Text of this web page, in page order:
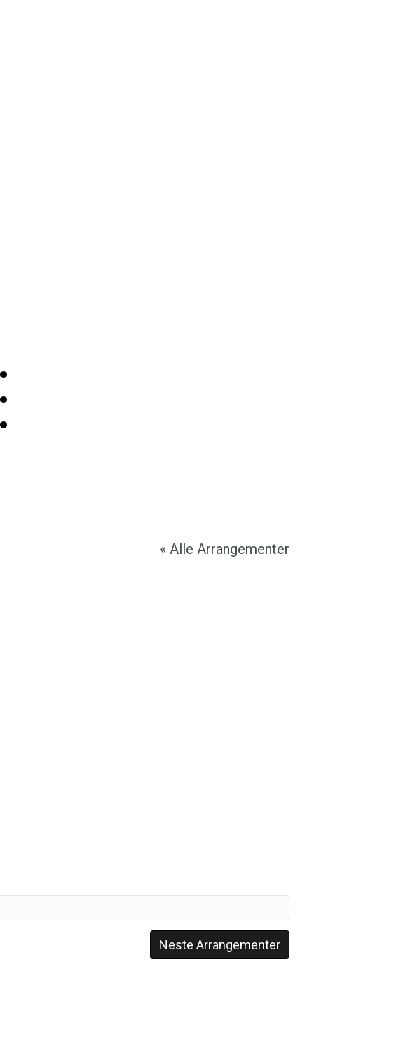
« Alle Arrangementer
Neste Arrangementer